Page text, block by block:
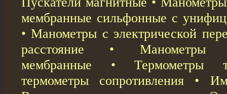
мембранные сильфонные с
• Манометры с электрической
расстояние • Манометры
мембранные • Термометры
термометры сопротивления •